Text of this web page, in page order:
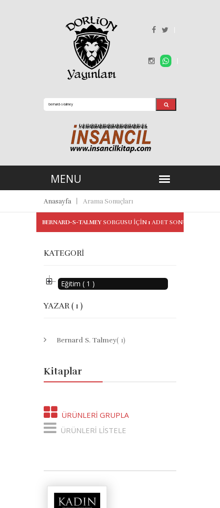
Anasayfa Arama Sonuçları
BERNARD-S-TALMEY SORGUSU IÇIN 1 ADET SONUÇ
KATEGORI
Eğitim ( 1 )
YAZAR ( 1 )
Bernard S. Talmey( 1)
Kitaplar
ÜRÜNLERI GRUPLA
ÜRÜNLERI LISTELE